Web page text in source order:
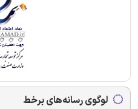
لوگوی رسانه‌های برخط